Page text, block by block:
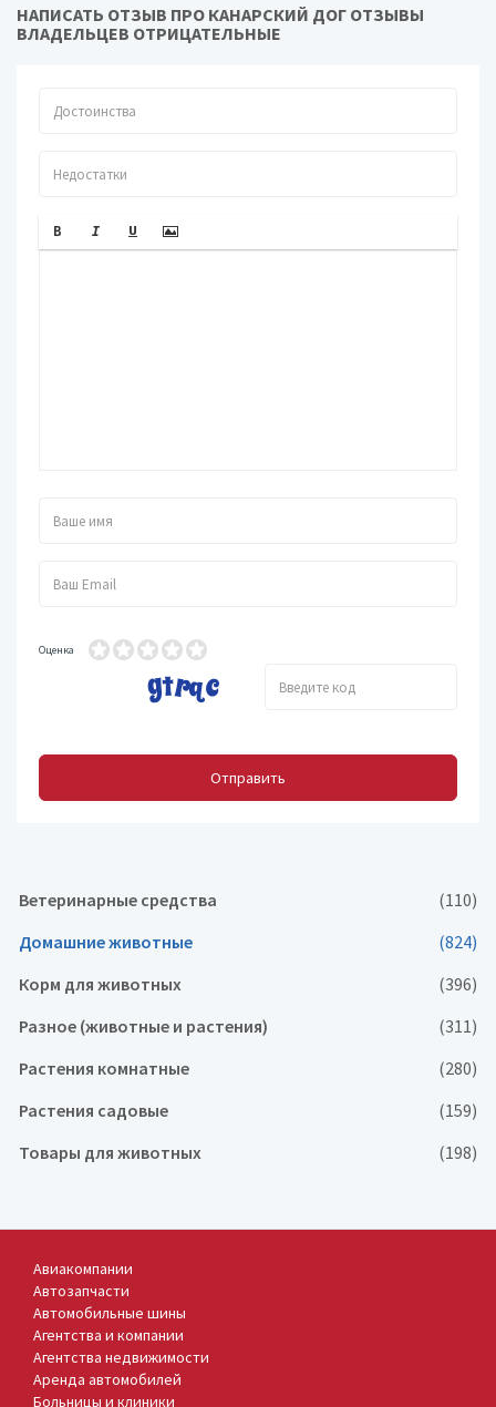
НАПИСАТЬ ОТЗЫВ ПРО КАНАРСКИЙ ДОГ ОТЗЫВЫ
ВЛАДЕЛЬЦЕВ ОТРИЦАТЕЛЬНЫЕ
Оценка
Отправить
Ветеринарные средства
(110)
Домашние животные
(824)
Корм для животных
(396)
Разное (животные и растения)
(311)
Растения комнатные
(280)
Растения садовые
(159)
Товары для животных
(198)
Авиакомпании
Автозапчасти
Автомобильные шины
Агентства и компании
Агентства недвижимости
Аренда автомобилей
Больницы и клиники